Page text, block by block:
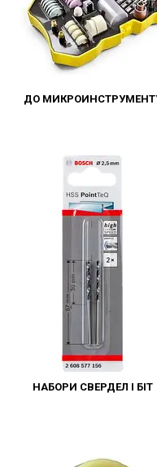
ДО
НАБОРИ СВЕРДЕЛ І БІТ